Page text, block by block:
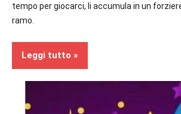
tempo per giocarci, li accumula in un
ramo.
Leggi tutto